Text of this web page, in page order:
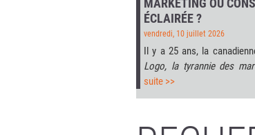
MARKETING OU
ÉCLAIRÉE ?
vendredi, 10 juillet 2026
Il y a 25 ans, la
Logo, la tyrannie des
suite >>